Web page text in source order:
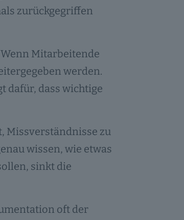
zurückgegriffen
Mitarbeitende
werden.
dafür, dass wichtige
Missverständnisse zu
wissen, wie etwas
sinkt die
oft der